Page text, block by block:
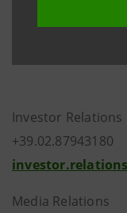
Investor Relations
+39.02.87943180
Media Relations